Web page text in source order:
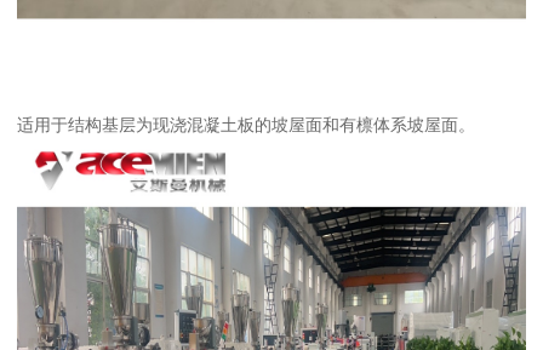
适用于结构基层为现浇混凝土板的坡屋面和有檩体系坡屋面。